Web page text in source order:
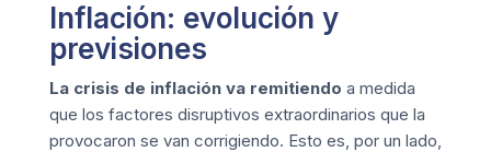
Inflación: evolución y
previsiones
La crisis de inflación va remitiendo a medida
que los factores disruptivos extraordinarios que la
provocaron se van corrigiendo. Esto es, por un lado,